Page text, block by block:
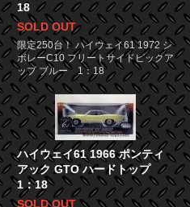
18
SOLD OUT
限定250台！ ハイウェイ61 1972 シ
ボレーC10 フリートサイドピックア
ップ ブルー 1：18
ハイウェイ61 1966 ポンティ
アック GTO ハードトップ
1：18
SOLD OUT